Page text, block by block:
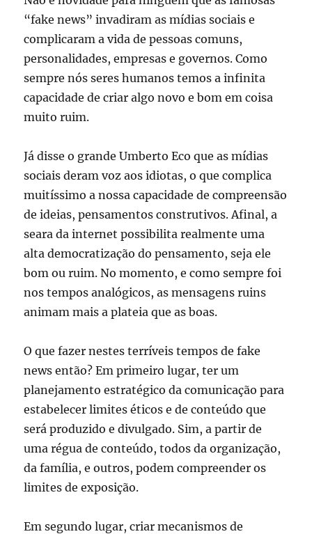
“fake news” invadiram as mídias sociais e
complicaram a vida de pessoas comuns,
personalidades, empresas e governos. Como
sempre nós seres humanos temos a infinita
capacidade de criar algo novo e bom em coisa
muito ruim.
Já disse o grande Umberto Eco que as mídias
sociais deram voz aos idiotas, o que complica
muitíssimo a nossa capacidade de compreensão
de ideias, pensamentos construtivos. Afinal, a
seara da internet possibilita realmente uma
alta democratização do pensamento, seja ele
bom ou ruim. No momento, e como sempre foi
nos tempos analógicos, as mensagens ruins
animam mais a plateia que as boas.
O que fazer nestes terríveis tempos de fake
news então? Em primeiro lugar, ter um
planejamento estratégico da comunicação para
estabelecer limites éticos e de conteúdo que
será produzido e divulgado. Sim, a partir de
uma régua de conteúdo, todos da organização,
da família, e outros, podem compreender os
limites de exposição.
Em segundo lugar, criar mecanismos de